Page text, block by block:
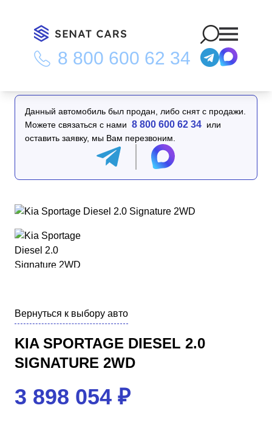
8 800 600 62 34
Главная Каталог/Kia Sportage Diesel 2.0 Signature 2WD
Данный автомобиль был продан, либо снят с продажи.
Можете связаться с нами 8 800 600 62 34 или
оставить заявку, мы Вам перезвоним.
Вернуться к выбору авто
KIA SPORTAGE DIESEL 2.0
SIGNATURE 2WD
3 898 054 ₽